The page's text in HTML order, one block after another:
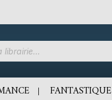
FANTASTIQUE